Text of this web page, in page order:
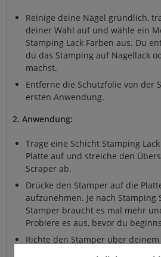
Reinige deine Nägel gründlich,
deiner Wahl auf und wähle ein
Stamping Lack Farben aus. Du
du das Stamping auf Nagellack
machst.
Entferne die Schutzfolie von der
ersten Anwendung.
2. Anwendung:
Trage eine Schicht Stamping
Platte auf und streiche den
Scraper ab.
Drücke den Stamper auf die
aufzunehmen. Je nach Stamping
Stamper braucht es mal mehr
Probiere es aus, bevor du
Richte den Stamper über